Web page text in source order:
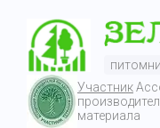
Участник
материала